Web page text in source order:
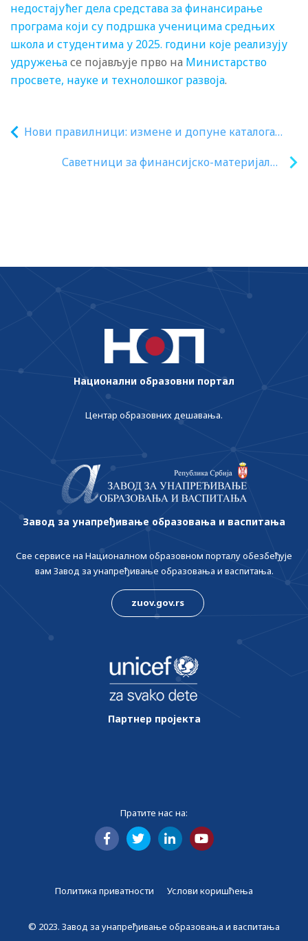
недостајућег дела средстава за финансирање
програма који су подршка ученицима средњих
школа и студентима у 2025. години које реализују
удружењасе појављује прво на Министарство
просвете, науке и технолошког развоја.
Нови правилници: измене и допуне каталога
Саветници за финансијско-материјалне
Национални образовни портал
Центар образовних дешавања.
Завод за унапређивање образовања и васпитања
Све сервисе на Националном образовном порталу обезбеђује
вам Завод за унапређивање образовања и васпитања.
zuov.gov.rs
Партнер пројекта
Пратите нас на:
Политика приватности Услови коришћења
© 2023. Завод за унапређивање образовања и васпитања